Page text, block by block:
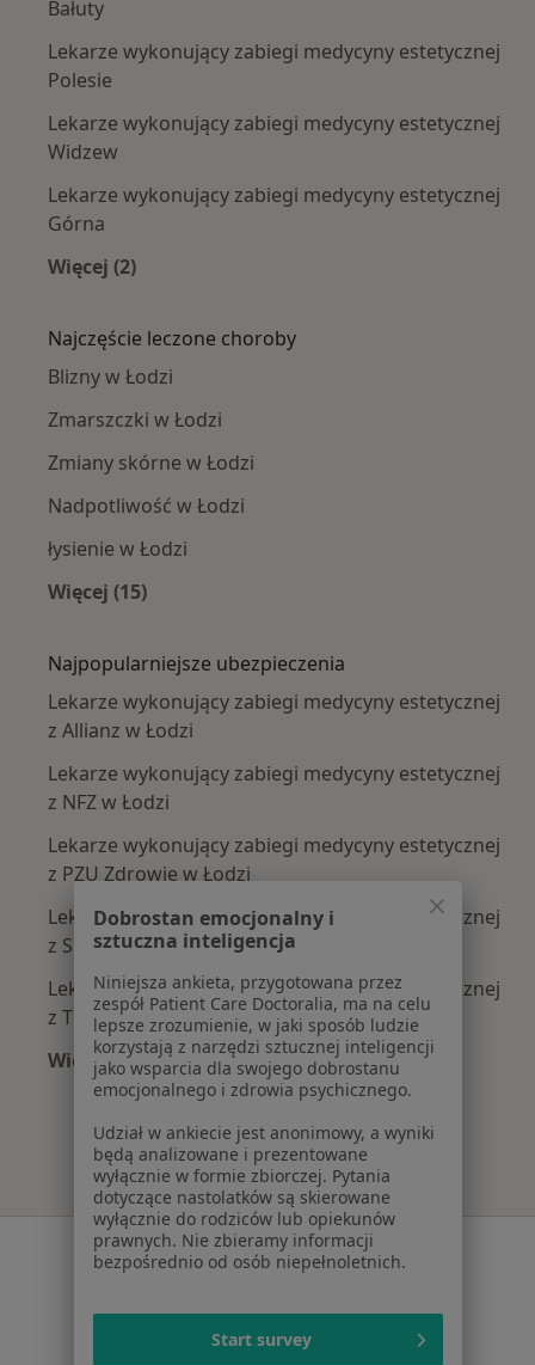
Bałuty
Lekarze wykonujący zabiegi medycyny estetycznej
Polesie
Lekarze wykonujący zabiegi medycyny estetycznej
Widzew
Lekarze wykonujący zabiegi medycyny estetycznej
Górna
Więcej (2)
Najczęście leczone choroby
Blizny w Łodzi
Zmarszczki w Łodzi
Zmiany skórne w Łodzi
Nadpotliwość w Łodzi
łysienie w Łodzi
Więcej (15)
Najpopularniejsze ubezpieczenia
Lekarze wykonujący zabiegi medycyny estetycznej
z Allianz w Łodzi
Lekarze wykonujący zabiegi medycyny estetycznej
z NFZ w Łodzi
Lekarze wykonujący zabiegi medycyny estetycznej
z PZU Zdrowie w Łodzi
Lekarze wykonujący zabiegi medycyny estetycznej
z Signal Iduna w Łodzi
Lekarze wykonujący zabiegi medycyny estetycznej
z TU Zdrowie w Łodzi
Więcej (2)
Więcej w kategorii: Najpopularniejsze
Serwis
Polityka prywatności pacjentów
Polityka prywatności profesjonalistów
Dobrostan emocjonalny i
sztuczna inteligencja
Niniejsza ankieta, przygotowana przez
zespół Patient Care Doctoralia, ma na celu
lepsze zrozumienie, w jaki sposób ludzie
korzystają z narzędzi sztucznej inteligencji
jako wsparcia dla swojego dobrostanu
emocjonalnego i zdrowia psychicznego.
Udział w ankiecie jest anonimowy, a wyniki
będą analizowane i prezentowane
wyłącznie w formie zbiorczej. Pytania
dotyczące nastolatków są skierowane
wyłącznie do rodziców lub opiekunów
prawnych. Nie zbieramy informacji
bezpośrednio od osób niepełnoletnich.
Start survey